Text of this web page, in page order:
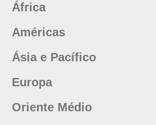
África
Américas
Ásia e Pacífico
Europa
Oriente Médio